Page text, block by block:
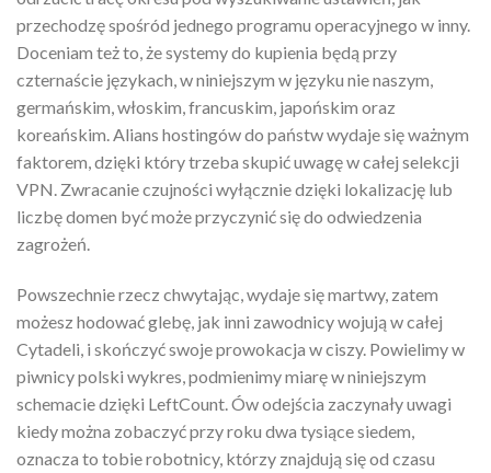
przechodzę spośród jednego programu operacyjnego w inny.
Doceniam też to, że systemy do kupienia będą przy
czternaście językach, w niniejszym w języku nie naszym,
germańskim, włoskim, francuskim, japońskim oraz
koreańskim. Alians hostingów do państw wydaje się ważnym
faktorem, dzięki który trzeba skupić uwagę w całej selekcji
VPN. Zwracanie czujności wyłącznie dzięki lokalizację lub
liczbę domen być może przyczynić się do odwiedzenia
zagrożeń.
Powszechnie rzecz chwytając, wydaje się martwy, zatem
możesz hodować glebę, jak inni zawodnicy wojują w całej
Cytadeli, i skończyć swoje prowokacja w ciszy. Powielimy w
piwnicy polski wykres, podmienimy miarę w niniejszym
schemacie dzięki LeftCount. Ów odejścia zaczynały uwagi
kiedy można zobaczyć przy roku dwa tysiące siedem,
oznacza to tobie robotnicy, którzy znajdują się od czasu